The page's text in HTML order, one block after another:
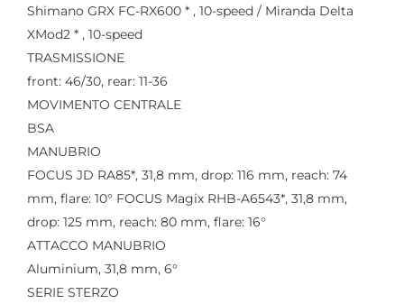
Shimano GRX FC-RX600 * , 10-speed / Miranda Delta
XMod2 * , 10-speed
TRASMISSIONE
front: 46/30, rear: 11-36
MOVIMENTO CENTRALE
BSA
MANUBRIO
FOCUS JD RA85*, 31,8 mm, drop: 116 mm, reach: 74
mm, flare: 10° FOCUS Magix RHB-A6543*, 31,8 mm,
drop: 125 mm, reach: 80 mm, flare: 16°
ATTACCO MANUBRIO
Aluminium, 31,8 mm, 6°
SERIE STERZO